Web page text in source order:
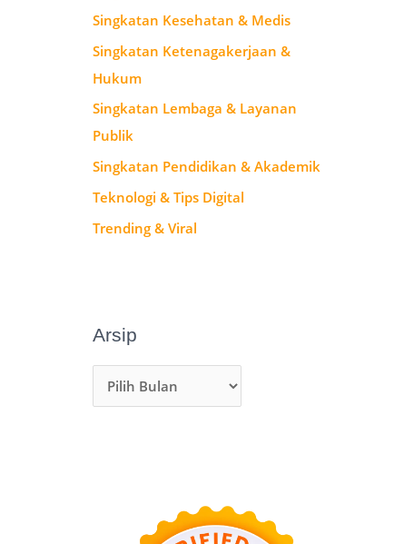
Singkatan Kesehatan & Medis
Singkatan Ketenagakerjaan &
Hukum
Singkatan Lembaga & Layanan
Publik
Singkatan Pendidikan & Akademik
Teknologi & Tips Digital
Trending & Viral
Arsip